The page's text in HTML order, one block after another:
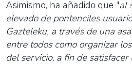
Asimismo, ha añadido que "al
elevado de pontenciles
Gazteleku, a través de una
entre todos como organizar
del servicio, a fin de